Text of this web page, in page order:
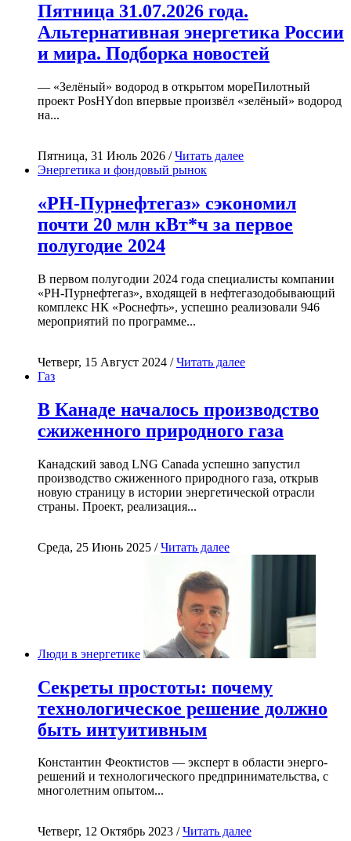
Пятница 31.07.2026 года.
Альтернативная энергетика России
и мира. Подборка новостей
— «Зелёный» водород в открытом мореПилотный
проект PosHYdon впервые произвёл «зелёный» водород
на...
Пятница, 31 Июль 2026 /Читать далее
Энергетика и фондовый рынок
«РН-Пурнефтегаз» сэкономил
почти 20 млн кВт*ч за первое
полугодие 2024
В первом полугодии 2024 года специалисты компании
«РН-Пурнефтегаз», входящей в нефтегазодобывающий
комплекс НК «Роснефть», успешно реализовали 946
мероприятий по программе...
Четверг, 15 Август 2024 /Читать далее
Газ
В Канаде началось производство
сжиженного природного газа
Канадский завод LNG Canada успешно запустил
производство сжиженного природного газа, открыв
новую страницу в истории энергетической отрасли
страны. Проект, реализация...
Среда, 25 Июнь 2025 /Читать далее
Люди в энергетике
Секреты простоты: почему
технологическое решение должно
быть интуитивным
Константин Феоктистов — эксперт в области энерго-
решений и технологического предпринимательства, с
многолетним опытом...
Четверг, 12 Октябрь 2023 /Читать далее